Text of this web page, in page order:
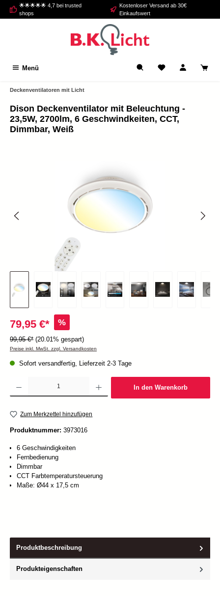
springen
🌟🌟🌟🌟🌟 4,7 bei trusted
shops
Kostenloser Versand ab 30€
Einkaufswert
Menü
Deckenventilatoren mit Licht
Dison Deckenventilator mit Beleuchtung -
23,5W, 2700lm, 6 Geschwindkeiten, CCT,
Dimmbar, Weiß
79,95 €* %
99,95 €* (20.01% gespart)
Preise inkl. MwSt. zzgl. Versandkosten
Sofort versandfertig, Lieferzeit 2-3 Tage
Produkt Anzahl: Gib den gewünschten Wert ein oder benutze die Schaltflächen um die
In den Warenkorb
Zum Merkzettel hinzufügen
Produktnummer: 3973016
6 Geschwindigkeiten
Fernbedienung
Dimmbar
CCT Farbtemperatursteuerung
Maße: Ø44 x 17,5 cm
Produktbeschreibung
Produkteigenschaften